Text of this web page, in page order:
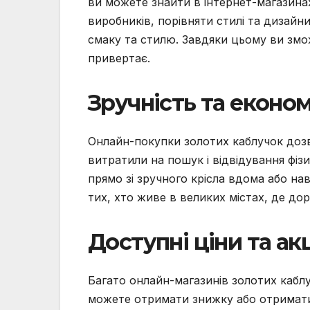
виробників, порівняти стилі та
смаку та стилю. Завдяки цьому ви
привертає.
Зручність та
Онлайн-покупки золотих каблучок
витратили на пошук і відвідування
прямо зі зручного крісла вдома або
тих, хто живе в великих містах, де
Доступні ціни та
Багато онлайн-магазинів золотих
можете отримати знижку або